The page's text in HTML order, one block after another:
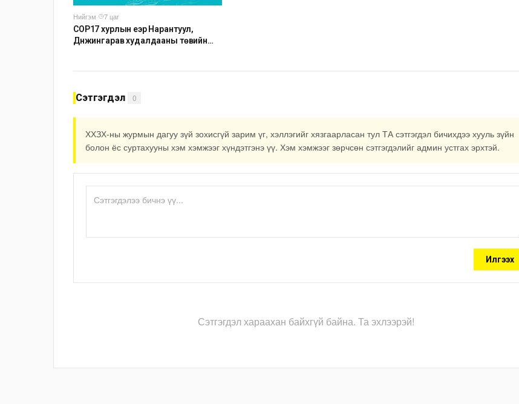
Нийгэм·
7 цаг
COP17 хурлын үеэр Нарантуул,
Дүнжингарав худалдааны төвийн
Сэтгэгдэл 0
ХХЗХ-ны журмын дагуу зүй зохисгүй зарим үг, хэллэгийг хязгаарласан тул ТА сэтгэгдэл бичихдээ хууль зүйн
болон ёс суртахууны хэм хэмжээг хүндэтгэнэ үү. Хэм хэмжээг зөрчсөн сэтгэгдэлийг админ устгах эрхтэй.
Илгээх
Сэтгэгдэл хараахан байхгүй байна. Та эхлээрэй!